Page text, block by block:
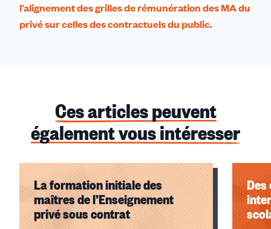
l’alignement des grilles de rémunération des MA du
privé sur celles des contractuels du public.
Ces articles peuvent
également vous intéresser
La formation initiale des
maîtres de l’Enseignement
privé sous contrat